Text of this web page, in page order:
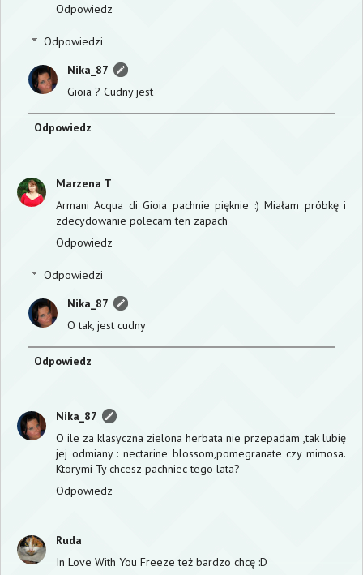
Odpowiedz
Odpowiedzi
Nika_87
Gioia ? Cudny jest
Odpowiedz
Marzena T
Armani Acqua di Gioia pachnie pięknie :) Miałam próbkę i
zdecydowanie polecam ten zapach
Odpowiedz
Odpowiedzi
Nika_87
O tak, jest cudny
Odpowiedz
Nika_87
O ile za klasyczna zielona herbata nie przepadam ,tak lubię
jej odmiany : nectarine blossom,pomegranate czy mimosa.
Ktorymi Ty chcesz pachniec tego lata?
Odpowiedz
Ruda
In Love With You Freeze też bardzo chcę :D